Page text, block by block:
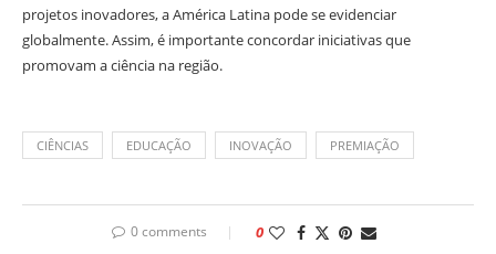
projetos inovadores, a América Latina pode se evidenciar
globalmente. Assim, é importante concordar iniciativas que
promovam a ciência na região.
CIÊNCIAS EDUCAÇÃO INOVAÇÃO PREMIAÇÃO
0 comments 0